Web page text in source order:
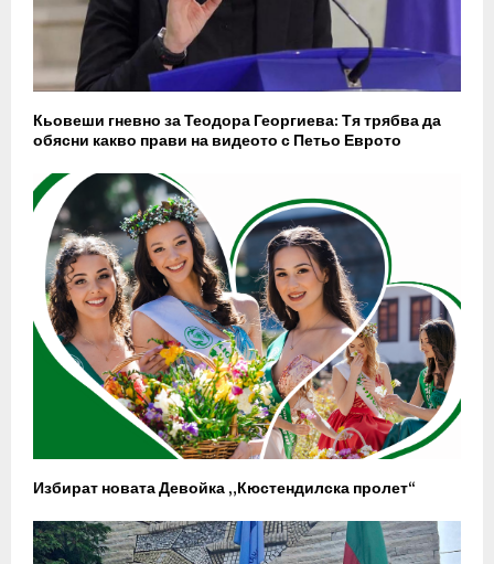
Кьовеши гневно за Теодора Георгиева: Тя трябва да
обясни какво прави на видеото с Петьо Еврото
Избират новата Девойка „Кюстендилска пролет“